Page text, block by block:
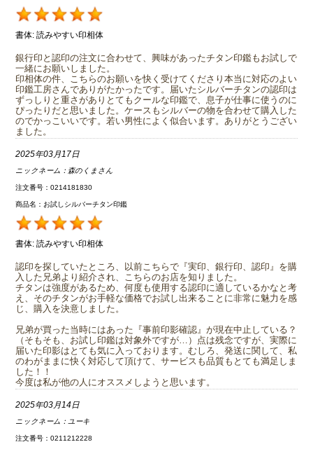
書体: 読みやすい印相体
銀行印と認印の注文に合わせて、興味があったチタン印鑑もお試しで
一緒にお願いしました。
印相体の件、こちらのお願いを快く受けてくださり本当に対応のよい
印鑑工房さんでありがたかったです。届いたシルバーチタンの認印は
ずっしりと重さがありとてもクールな印鑑で、息子が仕事に使うのに
ぴったりだと思いました。ケースもシルバーの物を合わせて購入した
のでかっこいいです。若い男性によく似合います。ありがとうござい
ました。
2025年03月17日
ニックネーム： 森のくまさん
注文番号：0214181830
商品名：お試しシルバーチタン印鑑
書体: 読みやすい印相体
認印を探していたところ、以前こちらで『実印、銀行印、認印』を購
入した兄弟より紹介され、こちらのお店を知りました。
チタンは強度があるため、何度も使用する認印に適しているかなと考
え、そのチタンがお手軽な価格でお試し出来ることに非常に魅力を感
じ、購入を決意しました。
兄弟が買った当時にはあった『事前印影確認』が現在中止している？
（そもそも、お試し印鑑は対象外ですが…）点は残念ですが、実際に
届いた印影はとても気に入っております。むしろ、発送に関して、私
のわがままに快く対応して頂けて、サービスも品質もとても満足しま
した！！
今度は私が他の人にオススメしようと思います。
2025年03月14日
ニックネーム： ユーキ
注文番号：0211212228